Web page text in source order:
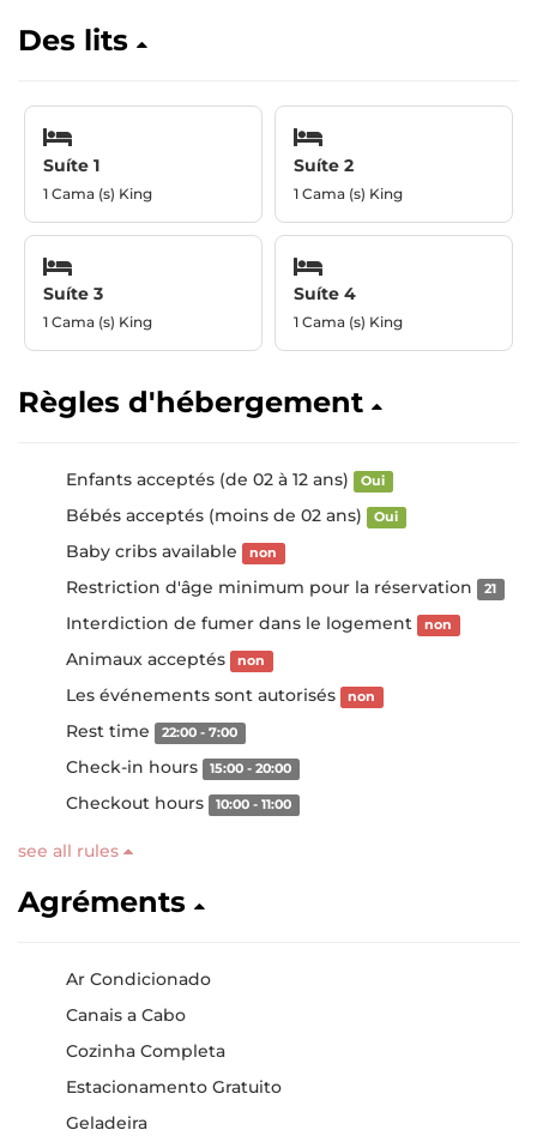
Des lits
Suíte 1
1 Cama (s) King
Suíte 2
1 Cama (s) King
Suíte 3
1 Cama (s) King
Suíte 4
1 Cama (s) King
Règles d'hébergement
Enfants acceptés (de 02 à 12 ans) Oui
Bébés acceptés (moins de 02 ans) Oui
Baby cribs available non
Restriction d'âge minimum pour la réservation 21
Interdiction de fumer dans le logement non
Animaux acceptés non
Les événements sont autorisés non
Rest time 22:00 - 7:00
Check-in hours 15:00 - 20:00
Checkout hours 10:00 - 11:00
see all rules
Agréments
Ar Condicionado
Canais a Cabo
Cozinha Completa
Estacionamento Gratuito
Geladeira